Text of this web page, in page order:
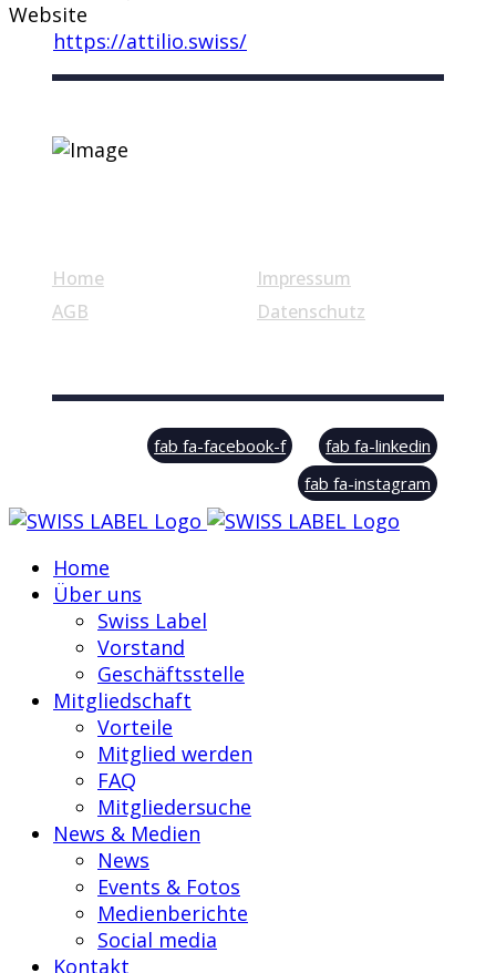
Website
https://attilio.swiss/
Home
AGB
Impressum
Datenschutz
© Swiss Label, All rights reserved
fab fa-facebook-f
fab fa-linkedin
fab fa-instagram
Home
Über uns
Swiss Label
Vorstand
Geschäftsstelle
Mitgliedschaft
Vorteile
Mitglied werden
FAQ
Mitgliedersuche
News & Medien
News
Events & Fotos
Medienberichte
Social media
Kontakt